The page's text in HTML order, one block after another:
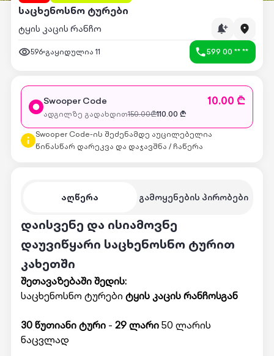
საცხენოსნო ტურები
ტყის კაცის რანჩო
596 გაყიდულია 11 599 00 ** **
აღწერა გამოყენების პირობები
დაისვენე და ისიამოვნე
დაუვიწყარი საცხენოსნო ტურით
კახეთში
შეთავაზებაში შედის:
საცხენოსნო ტურები ტყის კაცის რანჩოსგან
30 წუთიანი ტური- 29 ლარი50 ლარის
ნაცვლად
Swooper Code 10.00 ₾
ადგილზე გადახდით150.00₾110.00 ₾
Swooper Code-ის შეძენამდე აუცილებელია
წინასწარ დარეკვა და დაჯავშნა / ჩაწერა